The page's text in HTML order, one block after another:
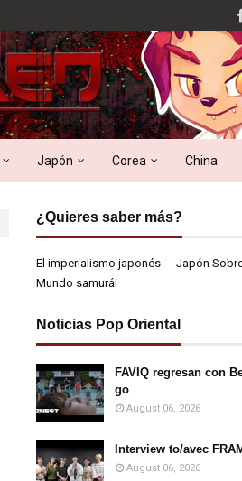
Japón Corea China
¿Quieres saber más?
El imperialismo japonés
Japón
Mundo samurái
Noticias Pop Oriental
FAVIQ regresan con
go
August 06, 2026
Interview to/avec
August 06, 2026